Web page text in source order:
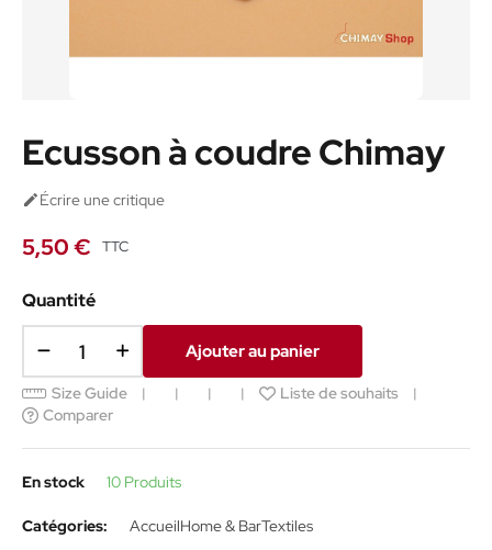
Ecusson à coudre Chimay
Écrire une critique
5,50 € TTC
Quantité
Ajouter au panier
Size Guide
Liste de souhaits
Comparer
En stock 10 Produits
Catégories: AccueilHome & BarTextiles